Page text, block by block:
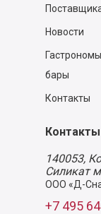
Новости
бары
Контакты
Контакты
140053,
Силикат
ООО «Д-
+7 495